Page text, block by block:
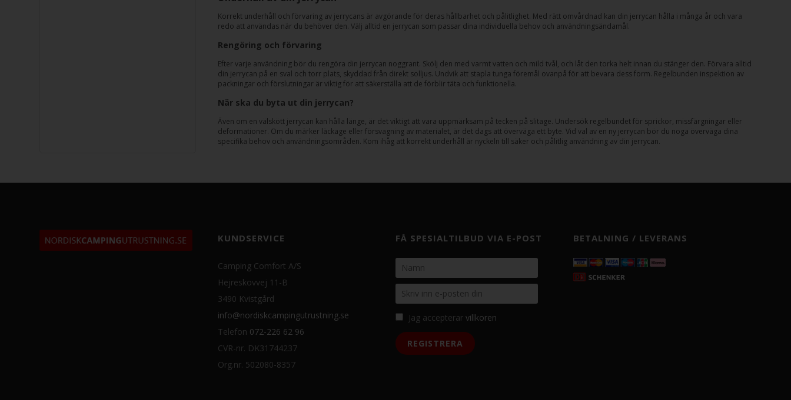
Korrekt underhåll och förvaring av jerrycans är avgörande för deras hållbarhet och pålitlighet. Med rätt omvårdnad kan din jerrycan hålla i många år och vara
redo att användas när du behöver den. Välj alltid en jerrycan som passar dina individuella behov och användningsändamål.
Rengöring och förvaring
Efter varje användning bör du rengöra din jerrycan noggrant. Skölj den med varmt vatten och mild tvål, och låt den torka helt innan du stänger den. Förvara alltid
din jerrycan på en sval och torr plats, skyddad från direkt solljus. Undvik att stapla tunga föremål ovanpå för att bevara dess form. Regelbunden inspektion av
packningar och förslutningar är viktig för att säkerställa att de förblir täta och funktionella.
När ska du byta ut din jerrycan?
Även om en välskött jerrycan kan hålla länge, är det viktigt att vara uppmärksam på tecken på slitage. Undersök regelbundet för sprickor, missfärgningar eller
deformationer. Om du märker läckage eller försvagning av materialet, är det dags att överväga ett byte. Vid val av en ny jerrycan bör du noga överväga dina
specifika behov och användningsområden. Kom ihåg att korrekt underhåll är nyckeln till säker och pålitlig användning av din jerrycan.
KUNDSERVICE
Camping Comfort A/S
Hejreskovvej 11-B
3490 Kvistgård
info@nordiskcampingutrustning.se
Telefon 072-226 62 96
CVR-nr. DK31744237
Org.nr. 502080-8357
FÅ SPESIALTILBUD VIA E-POST
Jag accepterar villkoren
BETALNING / LEVERANS